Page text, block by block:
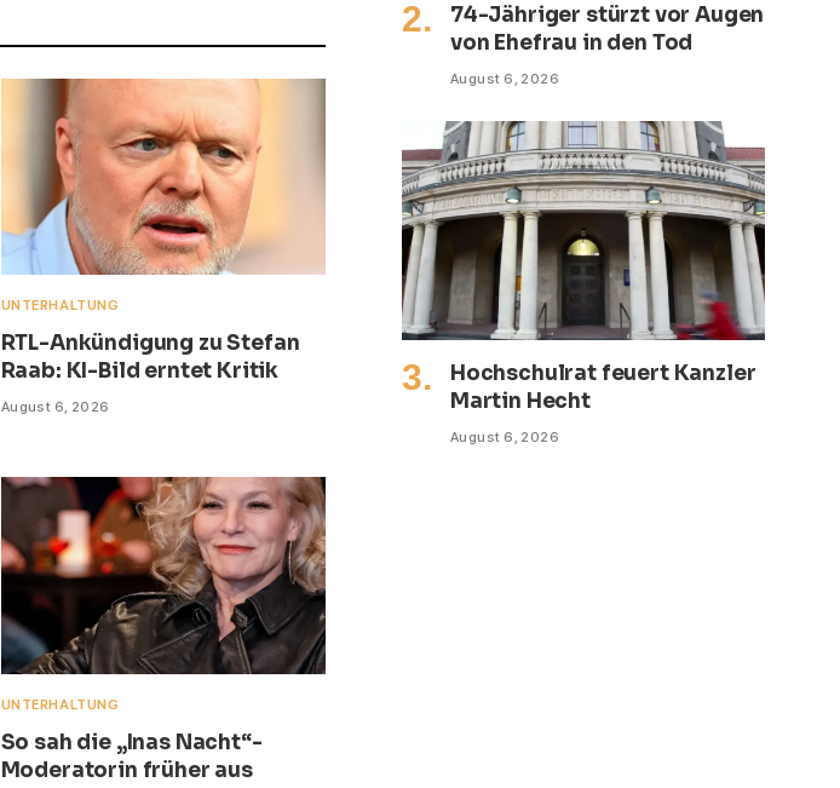
UNTERHALTUNG
RTL-Ankündigung zu Stefan
Raab: KI-Bild erntet Kritik
August 6, 2026
UNTERHALTUNG
So sah die „Inas Nacht“-
Moderatorin früher aus
74-Jähriger stürzt vor Augen
von Ehefrau in den Tod
August 6, 2026
Hochschulrat feuert Kanzler
Martin Hecht
August 6, 2026